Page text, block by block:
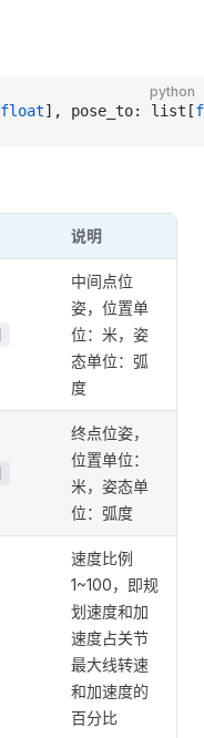
python
float], pose_to: list[
说明
中间点位
姿，位置单
位：米，姿
态单位：弧
度
终点位姿，
位置单位：
米，姿态单
位：弧度
速度比例
1~100，即规
划速度和加
速度占关节
最大线转速
和加速度的
百分比